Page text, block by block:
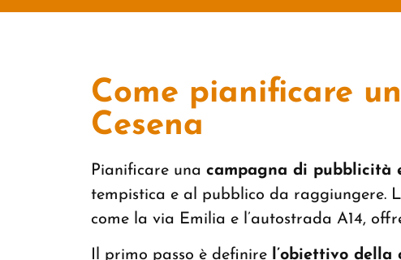
Come pianificare
Cesena
Pianificare una campagna di pubblicità
tempistica e al pubblico da raggiungere.
come la via Emilia e l’autostrada A14,
Il primo passo è definire l’obiettivo della